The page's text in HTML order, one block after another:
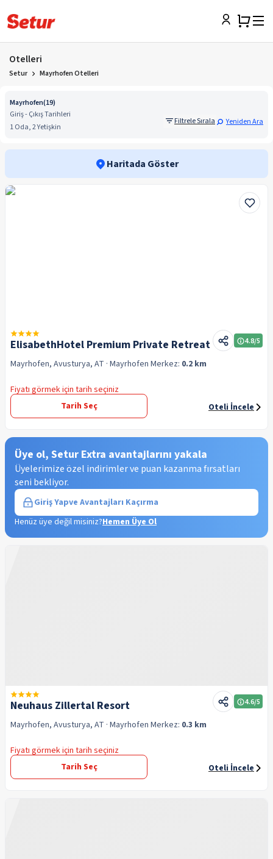
Otelleri
Setur Mayrhofen Otelleri
Mayrhofen(19)
Giriş - Çıkış Tarihleri
1 Oda, 2 Yetişkin
Filtrele Sırala Yeniden Ara
Haritada Göster
ElisabethHotel Premium Private Retreat 4.8/5
Mayrhofen, Avusturya, AT · Mayrhofen Merkez: 0.2 km
Fiyatı görmek için tarih seçiniz
Tarih Seç
Oteli İncele
Üye ol, Setur Extra avantajlarını yakala
Üyelerimize özel indirimler ve puan kazanma fırsatları
seni bekliyor.
Giriş Yapve Avantajları Kaçırma
Henüz üye değil misiniz?Hemen Üye Ol
Neuhaus Zillertal Resort 4.6/5
Mayrhofen, Avusturya, AT · Mayrhofen Merkez: 0.3 km
Fiyatı görmek için tarih seçiniz
Tarih Seç
Oteli İncele